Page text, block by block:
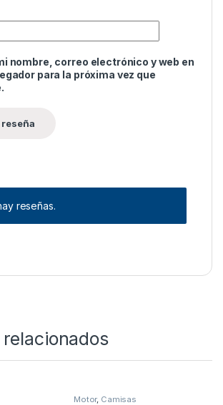
nombre, correo electrónico y web en
para la próxima vez que
reseñas.
Motor, Camisas